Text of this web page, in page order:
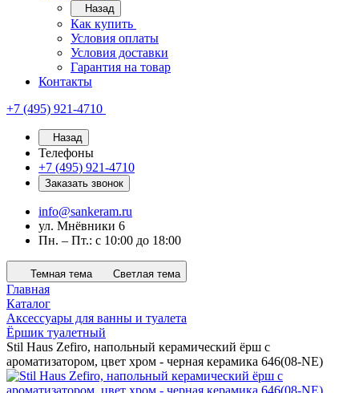
Назад
Как купить
Условия оплаты
Условия доставки
Гарантия на товар
Контакты
+7 (495) 921-4710
Назад
Телефоны
+7 (495) 921-4710
Заказать звонок
info@sankeram.ru
ул. Мнёвники 6
Пн. – Пт.: с 10:00 до 18:00
Темная тема Светлая тема
Главная
Каталог
Аксессуары для ванны и туалета
Ёршик туалетный
Stil Haus Zefiro, напольный керамический ёрш с
ароматизатором, цвет хром - черная керамика 646(08-NE)